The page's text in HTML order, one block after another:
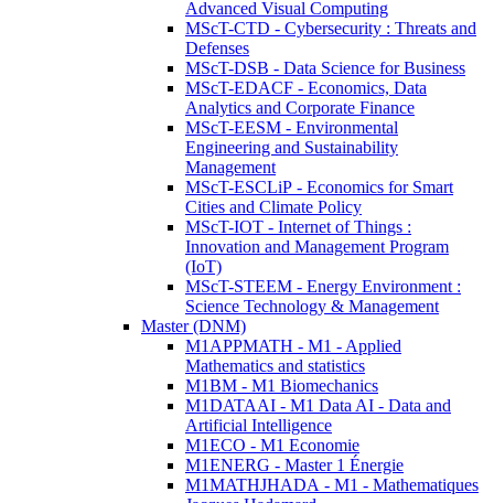
Advanced Visual Computing
MScT-CTD - Cybersecurity : Threats and
Defenses
MScT-DSB - Data Science for Business
MScT-EDACF - Economics, Data
Analytics and Corporate Finance
MScT-EESM - Environmental
Engineering and Sustainability
Management
MScT-ESCLiP - Economics for Smart
Cities and Climate Policy
MScT-IOT - Internet of Things :
Innovation and Management Program
(IoT)
MScT-STEEM - Energy Environment :
Science Technology & Management
Master (DNM)
M1APPMATH - M1 - Applied
Mathematics and statistics
M1BM - M1 Biomechanics
M1DATAAI - M1 Data AI - Data and
Artificial Intelligence
M1ECO - M1 Economie
M1ENERG - Master 1 Énergie
M1MATHJHADA - M1 - Mathematiques